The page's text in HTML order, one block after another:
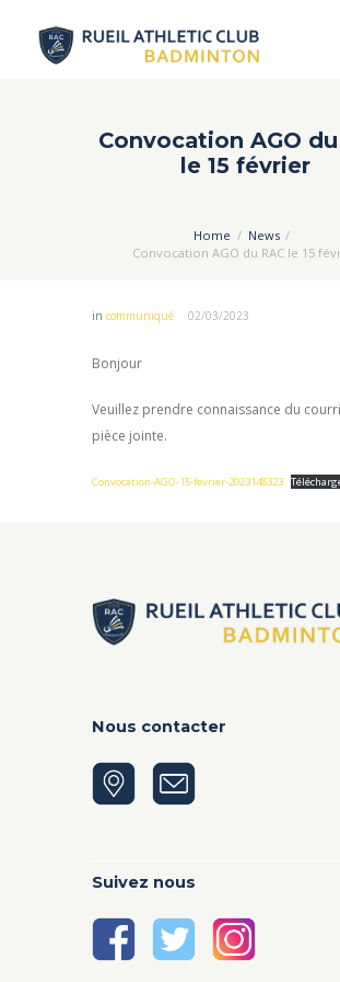
Convocation AGO du
le 15 février
Home
News
Convocation AGO du RAC le 15
in communiqué 02/03/2023
Bonjour
Veuillez prendre connaissance du
pièce jointe.
Convocation-AGO-15-fevrier-2023148323
Nous contacter
Suivez nous